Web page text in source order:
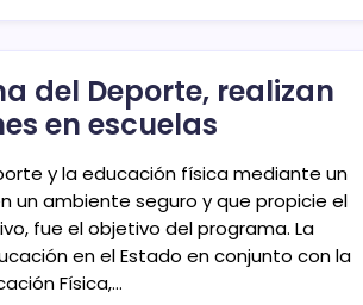
del Deporte, realizan
en escuelas
y la educación física mediante un
un ambiente seguro y que propicie el
fue el objetivo del programa. La
en el Estado en conjunto con la
Física,…